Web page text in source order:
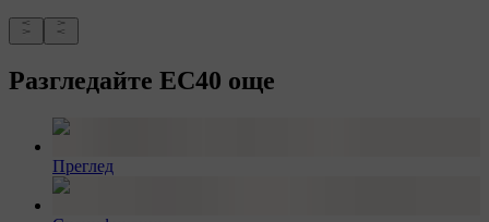
Разгледайте EC40 още
Преглед